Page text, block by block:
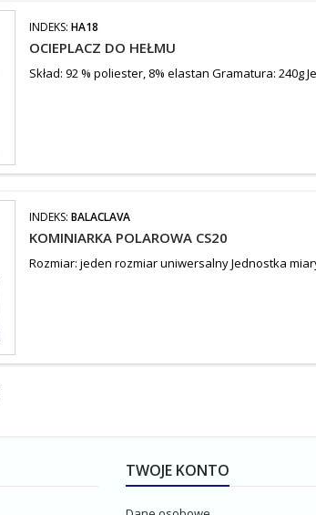
INDEKS:HA18
OCIEPLACZ DO HEŁMU
Skład: 92 % poliester, 8% elastan Gramatura: 240g
INDEKS:BALACLAVA
KOMINIARKA POLAROWA CS20
Rozmiar: jeden rozmiar uniwersalny Jednostka
TWOJE KONTO